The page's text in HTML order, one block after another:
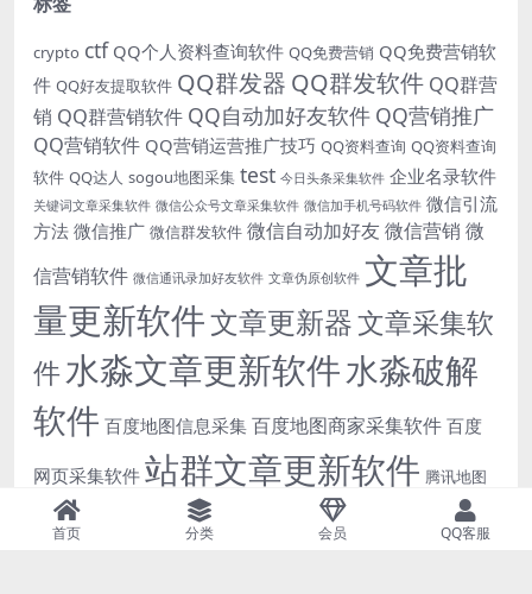
crypto ctf QQ个人资料查询软件 QQ免费营销 QQ免费营销软
件 QQ好友提取软件 QQ群发器 QQ群发软件 QQ群营
销 QQ群营销软件 QQ自动加好友软件 QQ营销推广
QQ营销软件 QQ营销运营推广技巧 QQ资料查询 QQ资料查询
软件 QQ达人 sogou地图采集 test 今日头条采集软件 企业名录软件
关键词文章采集软件 微信公众号文章采集软件 微信加手机号码软件 微信引流
方法 微信推广 微信群发软件 微信自动加好友 微信营销 微
信营销软件 微信通讯录加好友软件 文章伪原创软件 文章批
量更新软件文章更新器文章采集软
件水淼文章更新软件水淼破解
软件 百度地图信息采集 百度地图商家采集软件 百度
网页采集软件 站群文章更新软件 腾讯地图
自动发布文章软件 高德地图 高德地图商家采集
首页 分类 会员 QQ客服